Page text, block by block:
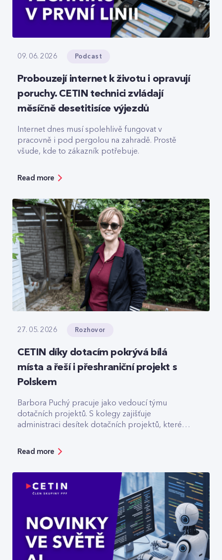
09. 06. 2026 Podcast
Probouzejí internet k životu i opravují
poruchy. CETIN technici zvládají
měsíčně desetitisíce výjezdů
Internet dnes musí spolehlivě fungovat v
pracovně i pod pergolou na zahradě. Prostě
všude, kde to zákazník potřebuje.
Read more
27. 05. 2026 Rozhovor
CETIN díky dotacím pokrývá bílá
místa a řeší i přeshraniční projekt s
Polskem
Barbora Puchý pracuje jako vedoucí týmu
dotačních projektů. S kolegy zajišťuje
administraci desítek dotačních projektů, které
lokalitách.
Read more